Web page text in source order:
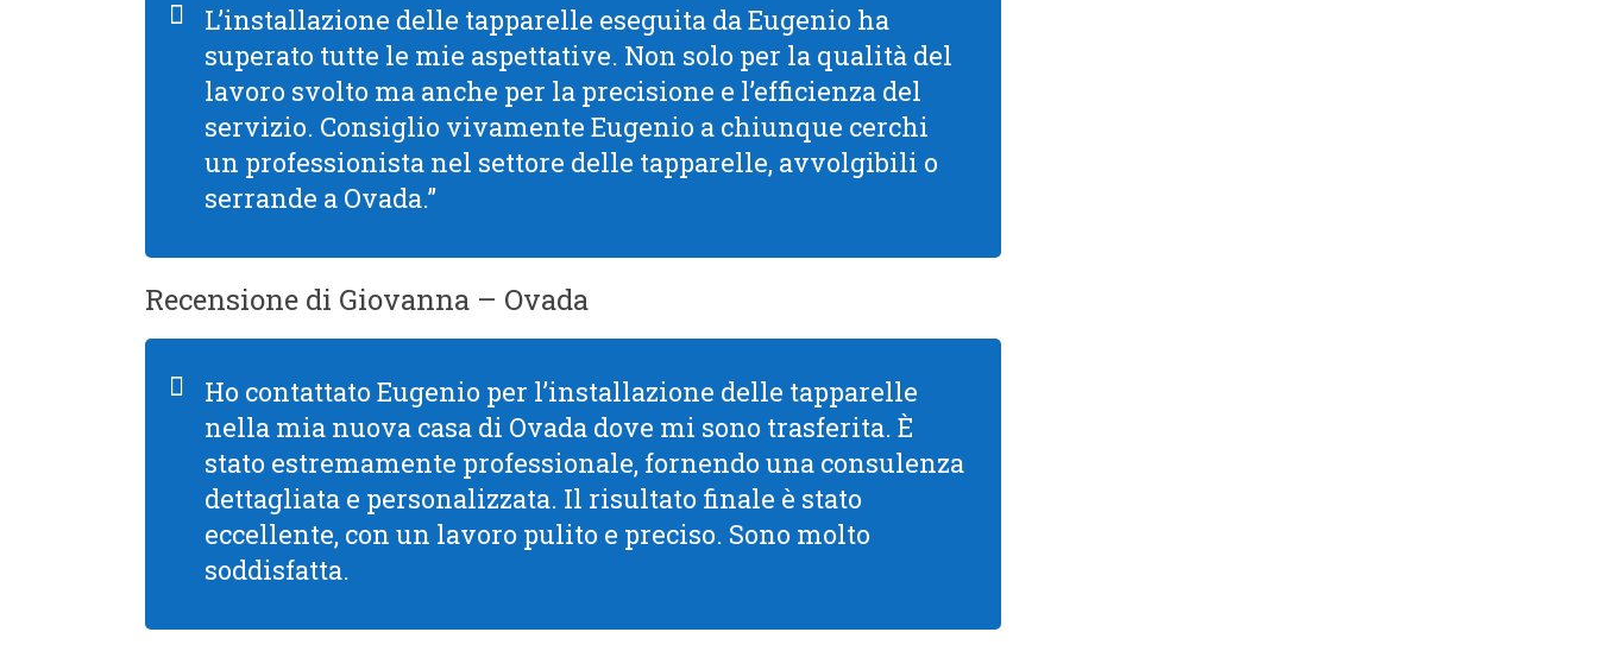
L’installazione delle tapparelle eseguita da Eugenio ha
superato tutte le mie aspettative. Non solo per la qualità del
lavoro svolto ma anche per la precisione e l’efficienza del
servizio. Consiglio vivamente Eugenio a chiunque cerchi
un professionista nel settore delle tapparelle, avvolgibili o
serrande a Ovada.”
Recensione di Giovanna – Ovada
Ho contattato Eugenio per l’installazione delle tapparelle
nella mia nuova casa di Ovada dove mi sono trasferita. È
stato estremamente professionale, fornendo una consulenza
dettagliata e personalizzata. Il risultato finale è stato
eccellente, con un lavoro pulito e preciso. Sono molto
soddisfatta.